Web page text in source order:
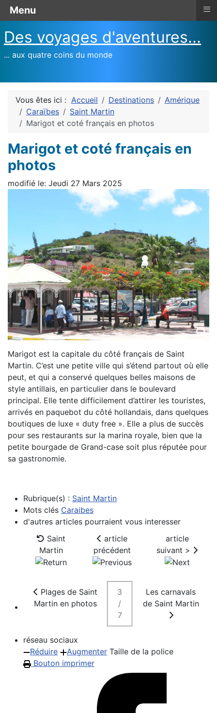
Des voyages d'aventures...
... aux quatre coins du monde
Vous êtes ici : Accueil Destinations
Amérique
Caraïbes
Saint Martin
Marigot et coté français en photos
Marigot et coté français en
photos
modifié le: Jeudi 27 Mars 2025
Marigot est la capitale du côté français de Saint
Martin. C’est une petite ville qui s’étend partout où elle
peut, et qui a conservé quelques belles maisons de
style antillais, en particulier dans le boulevard
principal. Elle tente difficilement d’attirer les touristes,
arrivés en paquebot du côté hollandais, dans quelques
boutiques de luxe « duty free ». Elle a plus de succès
pour ses restaurants sur la marina royale, bien que la
petite bourgade de Grand-case soit plus réputée pour
sa gastronomie.
Rubrique(s) : Saint Martin
Mots clés Caraibes
d'autres articles pourraient vous interesser
Saint
Martin
article
précédent
article
suivant >
Plages de Saint
Martin en photos
3
/
7
Les carnavals
de Saint Martin
réseau sociaux
Réduire
Augmenter Taille de la police
Bouton imprimer
Menu ≡